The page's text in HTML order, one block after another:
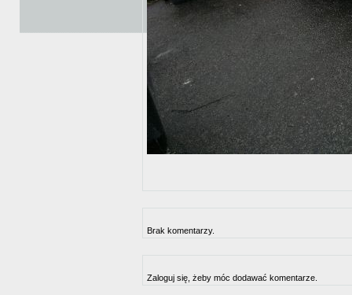
Brak komentarzy.
Zaloguj się, żeby móc dodawać komentarze.